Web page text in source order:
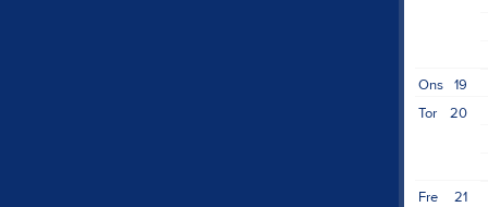
19
Ons
20
Tor
21
Fre